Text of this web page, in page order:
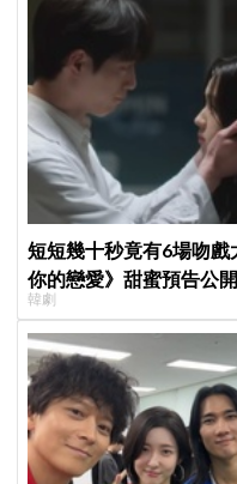
短短幾十秒竟有6場吻
你的戀愛》甜蜜預告公
韓劇